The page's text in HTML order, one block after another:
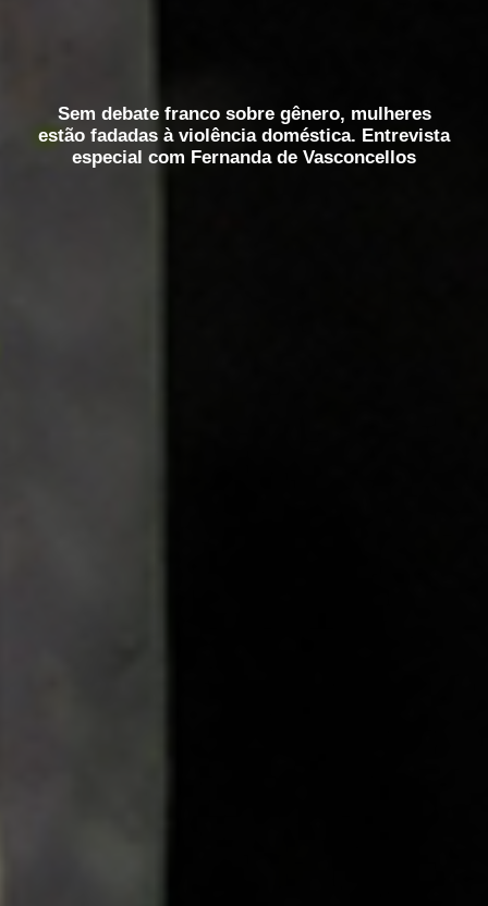
Sem debate franco sobre gênero, mulheres
estão fadadas à violência doméstica. Entrevista
especial com Fernanda de Vasconcellos